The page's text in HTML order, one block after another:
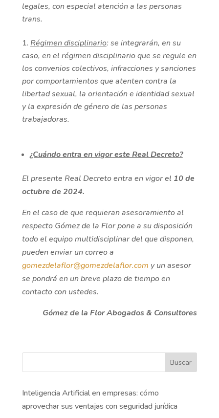
legales, con especial atención a las personas
trans.
Régimen disciplinario: se integrarán, en su
caso, en el régimen disciplinario que se regule en
los convenios colectivos, infracciones y sanciones
por comportamientos que atenten contra la
libertad sexual, la orientación e identidad sexual
y la expresión de género de las personas
trabajadoras.
¿Cuándo entra en vigor este Real Decreto?
El presente Real Decreto entra en vigor el 10 de
octubre de 2024.
En el caso de que requieran asesoramiento al
respecto Gómez de la Flor pone a su disposición
todo el equipo multidisciplinar del que disponen,
pueden enviar un correo a
gomezdelaflor@gomezdelaflor.com y un asesor
se pondrá en un breve plazo de tiempo en
contacto con ustedes.
Gómez de la Flor Abogados & Consultores
Buscar
Inteligencia Artificial en empresas: cómo
aprovechar sus ventajas con seguridad jurídica